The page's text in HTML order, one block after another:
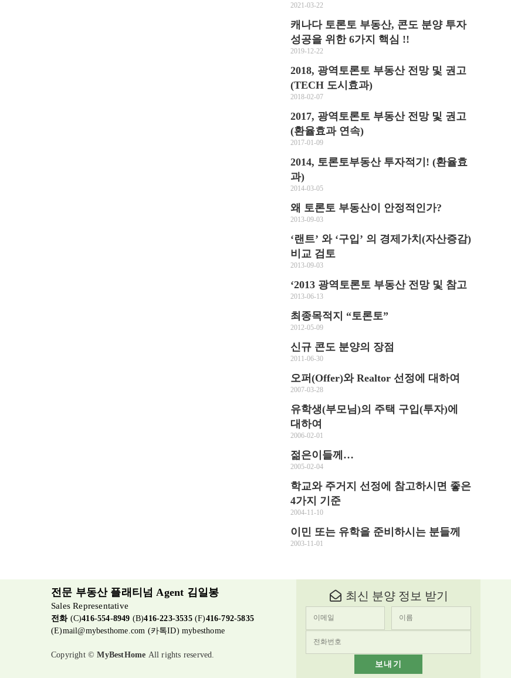
2021-03-22
캐나다 토론토 부동산, 콘도 분양 투자
성공을 위한 6가지 핵심 !!
2019-12-22
2018, 광역토론토 부동산 전망 및 권고
(TECH 도시효과)
2018-02-07
2017, 광역토론토 부동산 전망 및 권고
(환율효과 연속)
2017-01-09
2014, 토론토부동산 투자적기! (환율효
과)
2014-03-05
왜 토론토 부동산이 안정적인가?
2013-09-03
‘랜트’ 와 ‘구입’ 의 경제가치(자산증감)
비교 검토
2013-09-03
‘2013 광역토론토 부동산 전망 및 참고
2013-06-13
최종목적지 “토론토”
2012-05-09
신규 콘도 분양의 장점
2011-06-30
오퍼(Offer)와 Realtor 선정에 대하여
2007-03-28
유학생(부모님)의 주택 구입(투자)에
대하여
2006-02-01
젊은이들께…
2005-02-04
학교와 주거지 선정에 참고하시면 좋은
4가지 기준
2004-11-10
이민 또는 유학을 준비하시는 분들께
2003-11-01
전문 부동산 플래티넘 Agent 김일봉
Sales Representative
전화(C)416-554-8949 (B)416-223-3535(F)416-792-5835
(E)mail@mybesthome.com (카톡ID) mybesthome
Copyright ©MyBestHome All rights reserved.
최신 분양 정보 받기
보내기